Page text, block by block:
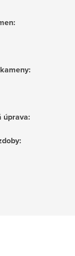
:
:
úprava:
: